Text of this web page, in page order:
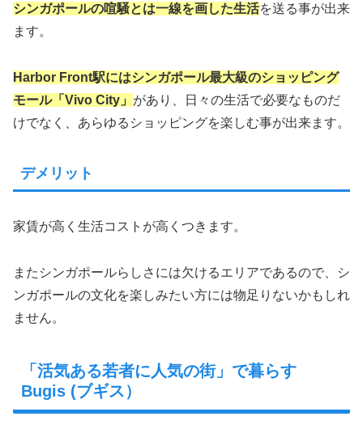
シンガポールの喧騒とは一線を画した生活を送る事が出来
ます。
Harbor Front駅にはシンガポール最大級のショッピング
モール「Vivo City」 があり、日々の生活で必要なものだ
けでなく、あらゆるショッピングを楽しむ事が出来ます。
デメリット
家賃が高く生活コストが高くつきます。
またシンガポールらしさには欠けるエリアであるので、シ
ンガポールの文化を楽しみたい方には物足りないかもしれ
ません。
「活気ある若者に人気の街」で暮らす
Bugis (ブギス）